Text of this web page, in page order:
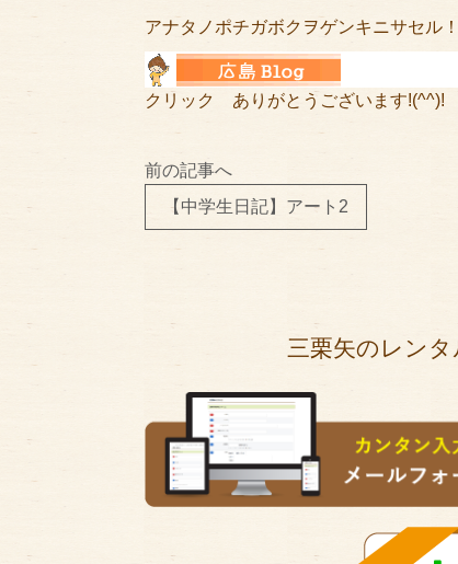
アナタノポチガボクヲゲンキニサセル！
クリック ありがとうございます!(^^)!
前の記事へ
【中学生日記】アート2
三栗矢のレン